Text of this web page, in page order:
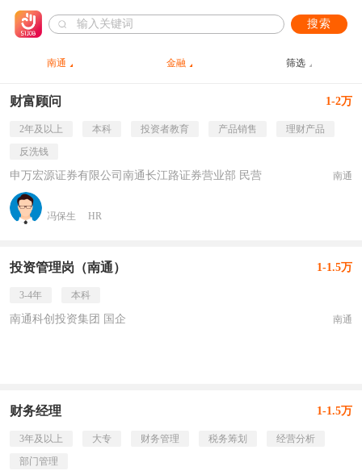
搜索
南通 金融 筛选
财富顾问 1-2万
2年及以上 本科 投资者教育 产品销售
理财产品
反洗钱
申万宏源证券有限公司南通长江路证券营业部 民营 南通
冯保生 HR
投资管理岗（南通） 1-1.5万
3-4年 本科
南通科创投资集团 国企 南通
财务经理 1-1.5万
3年及以上 大专 财务管理 税务筹划
经营分析
部门管理